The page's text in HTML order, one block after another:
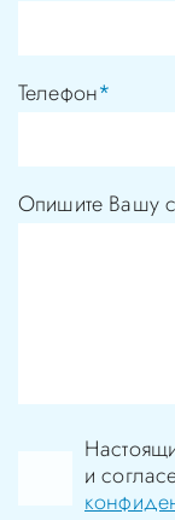
Телефон*
Опишите Вашу
и